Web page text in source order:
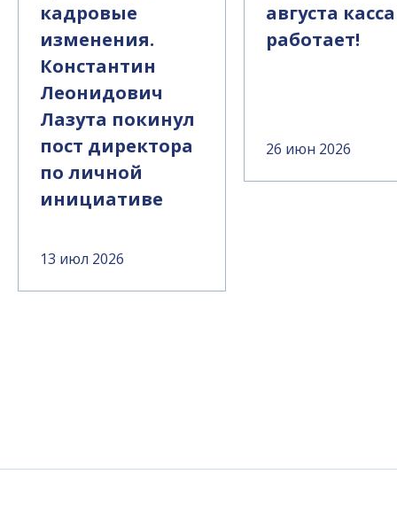
кадровые
изменения.
Константин
Леонидович
Лазута покинул
пост директора
по личной
инициативе
13 июл 2026
августа
работает!
26 июн 2026